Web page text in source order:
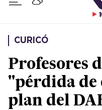
CURICÓ
Profesores
"pérdida de
plan del